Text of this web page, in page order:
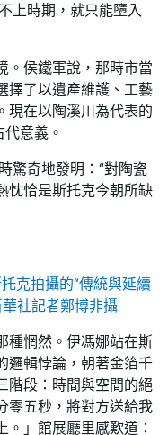
上時期，就只能墮入
。侯鐵軍說，那時市當
擇了以遺產維護、工藝
現在以陶溪川為代表的
意義。
驚奇地發明：“對陶瓷
忱恰是斯托克今朝所缺
克拍攝的“傳統與延續
社記者鄭博非攝
種惘然。伊馮娜站在斯
邏輯悖論，朝著金箔千
階段：時間與空間的絕
零五秒，將對方送給我
」館展廳里感歎道：